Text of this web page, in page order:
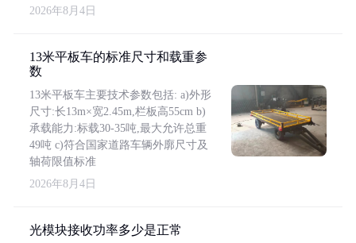
2026年8月4日
13米平板车的标准尺寸和载重参
数
13米平板车主要技术参数包括: a)外形
尺寸:长13m×宽2.45m,栏板高55cm b)
承载能力:标载30-35吨,最大允许总重
49吨 c)符合国家道路车辆外廓尺寸及
轴荷限值标准
2026年8月4日
光模块接收功率多少是正常